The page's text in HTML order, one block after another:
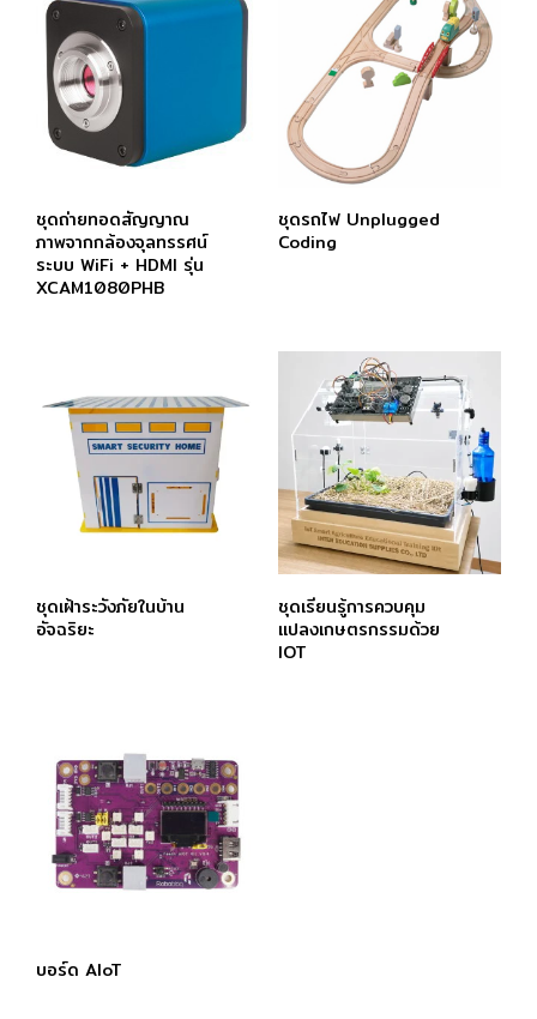
ชุดถ่ายทอดสัญญาณ
ภาพจากกล้องจุลทรรศน์
ระบบ WiFi + HDMI รุ่น
XCAM1080PHB
ชุดรถไฟ Unplugged
Coding
ชุดเฝ้าระวังภัยในบ้าน
อัจฉริยะ
ชุดเรียนรู้การควบคุม
แปลงเกษตรกรรมด้วย
IOT
บอร์ด AIoT